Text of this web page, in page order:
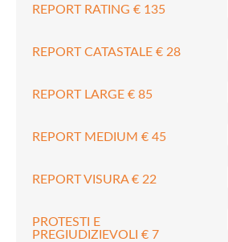
REPORT RATING € 135
REPORT CATASTALE € 28
REPORT LARGE € 85
REPORT MEDIUM € 45
REPORT VISURA € 22
PROTESTI E
PREGIUDIZIEVOLI € 7